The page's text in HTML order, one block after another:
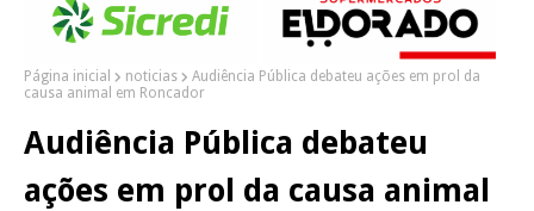
Página inicial noticias
Audiência Pública debateu ações em prol da
causa animal em Roncador
Audiência Pública debateu
ações em prol da causa animal